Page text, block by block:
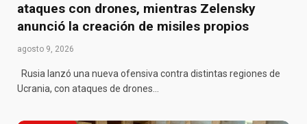
ataques con drones, mientras Zelensky
anunció la creación de misiles propios
agosto 9, 2026
Rusia lanzó una nueva ofensiva contra distintas regiones de
Ucrania, con ataques de drones…